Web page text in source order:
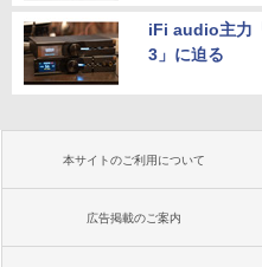
iFi audio主力
3」に迫る
本サイトのご利用について
広告掲載のご案内